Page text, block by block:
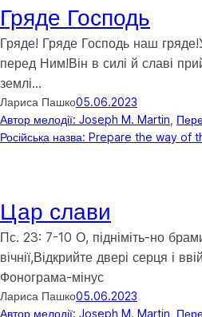
Гряде Господь
Гряде! Гряде Господь наш
перед Ним!Він в силі й славі
землі…
Лариса Пашко05.06.2023
Автор мелодії: Joseph M. Martin
Російська назва: Prepare the way of
Цар слави
Пс. 23: 7-10 О, підніміть-но
вічнії,Відкрийте двері серця і
Фонограма-мінус
Лариса Пашко05.06.2023
Автор мелодії: Joseph M. Martin